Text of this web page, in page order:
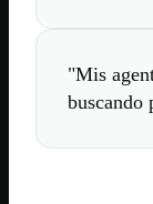
"Mis
buscando